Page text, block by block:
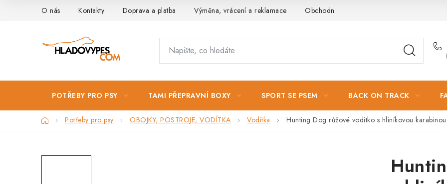
O nás Kontakty Doprava a platba Výměna, vrácení a reklamace Obchodní podmínky Podmínky
POTŘEBY PRO PSY TAMI PŘEPRAVNÍ BOXY SPORT SE PSEM BACK ON TRACK
DomůPotřeby pro psy OBOJKY, POSTROJE, VODÍTKA Vodítka Hunting Dog růžové vodítko s hliníkovou